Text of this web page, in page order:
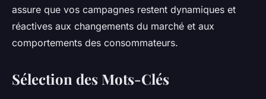
assure que vos campagnes restent dynamiques et
réactives aux changements du marché et aux
comportements des consommateurs.
Sélection des Mots-Clés